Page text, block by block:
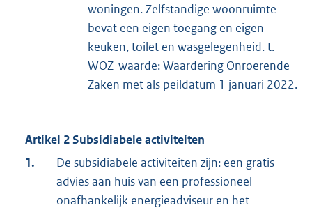
woningen. Zelfstandige woonruimte
bevat een eigen toegang en eigen
keuken, toilet en wasgelegenheid. t.
WOZ-waarde: Waardering Onroerende
Zaken met als peildatum 1 januari 2022.
Artikel 2 Subsidiabele activiteiten
1.
De subsidiabele activiteiten zijn: een gratis
advies aan huis van een professioneel
onafhankelijk energieadviseur en het